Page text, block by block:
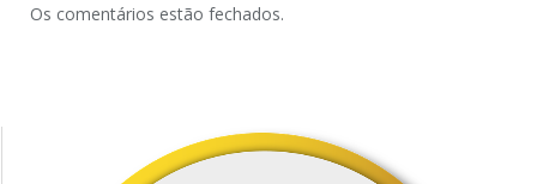
Os comentários estão fechados.